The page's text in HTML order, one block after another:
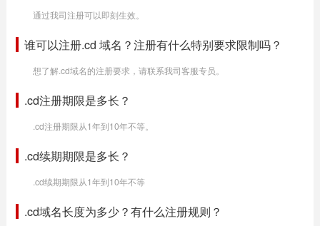
通过我司注册可以即刻生效。
谁可以注册.cd 域名？注册有什么特别要求限制吗？
想了解.cd域名的注册要求，请联系我司客服专员。
.cd注册期限是多长？
.cd注册期限从1年到10年不等。
.cd续期期限是多长？
.cd续期期限从1年到10年不等
.cd域名长度为多少？有什么注册规则？